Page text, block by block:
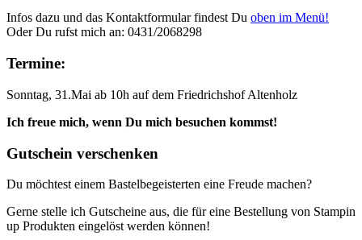
Infos dazu und das Kontaktformular findest Du oben im Menü!
Oder Du rufst mich an: 0431/2068298
Termine:
Sonntag, 31.Mai ab 10h auf dem Friedrichshof Altenholz
Ich freue mich, wenn Du mich besuchen kommst!
Gutschein verschenken
Du möchtest einem Bastelbegeisterten eine Freude machen?
Gerne stelle ich Gutscheine aus, die für eine Bestellung von Stampin
up Produkten eingelöst werden können!